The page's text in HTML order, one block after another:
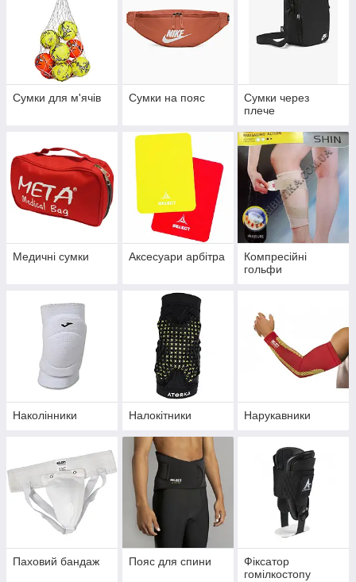
Сумки для м'ячів Сумки на пояс
Сумки через
плече
Медичні сумки Аксесуари арбітра
Компресійні
гольфи
Наколінники Налокітники Нарукавники
Паховий бандаж Пояс для спини
Фіксатор
гомілкостопу